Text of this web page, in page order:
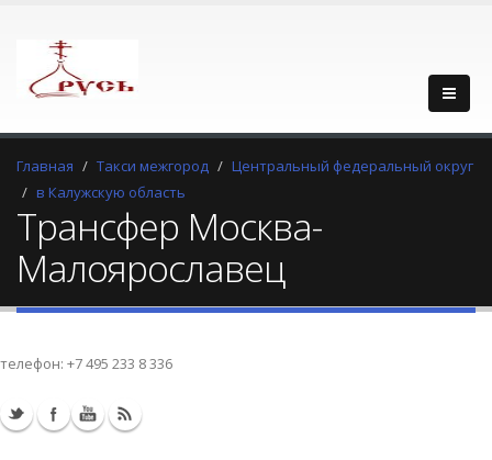
Главная Такси межгород
Центральный федеральный округ
в Калужскую область
Трансфер Москва-
Малоярославец
телефон: +7 495 233 8 336